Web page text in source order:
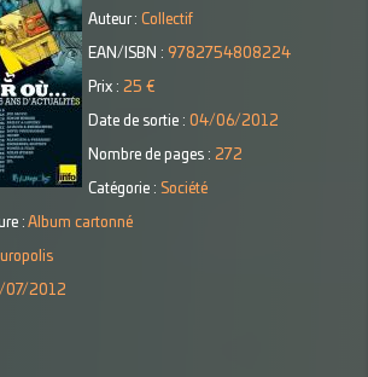
Auteur : Collectif
EAN/ISBN : 9782754808224
Prix : 25 €
Date de sortie : 04/06/2012
Nombre de pages : 272
Catégorie : Société
: Album cartonné
07/2012